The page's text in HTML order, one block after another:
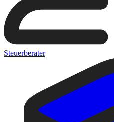
Steuerberater